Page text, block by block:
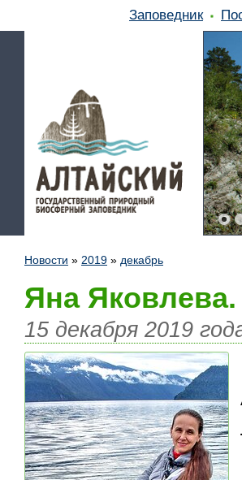
Заповедник
Новости » 2019 » декабрь
Яна
15 декабря 2019